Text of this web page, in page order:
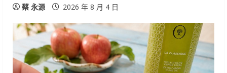
蔡 永源 2026 年 8 月 4 日